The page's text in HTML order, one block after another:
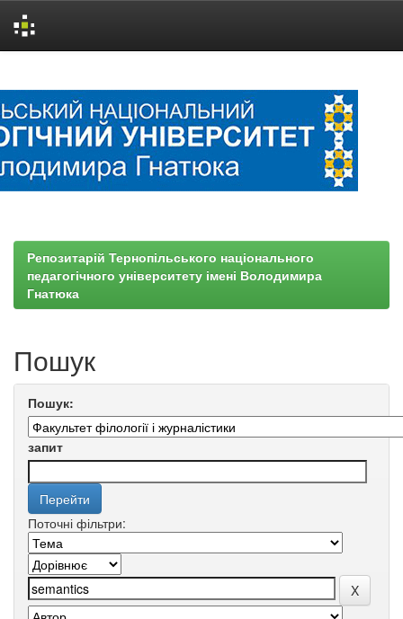
Репозитарій Тернопільського національного
педагогічного університету імені Володимира
Гнатюка
Пошук
Пошук:
запит
Поточні фільтри: